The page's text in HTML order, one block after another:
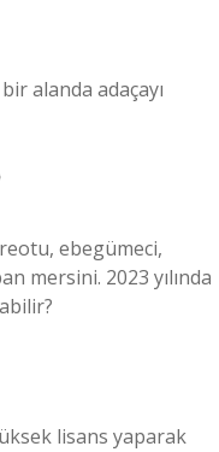
alanda adaçayı
ebegümeci,
mersini. 2023 yılında
lisans yaparak